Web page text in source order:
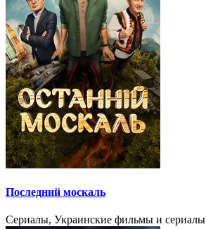
Последний москаль
Сериалы, Украинские фильмы и сериалы